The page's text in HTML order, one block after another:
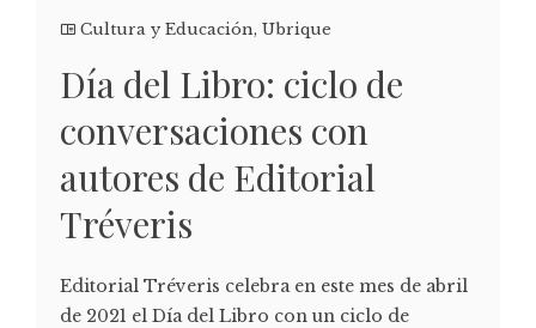
Cultura y Educación, Ubrique
Día del Libro: ciclo de
conversaciones con
autores de Editorial
Tréveris
Editorial Tréveris celebra en este mes de abril
de 2021 el Día del Libro con un ciclo de